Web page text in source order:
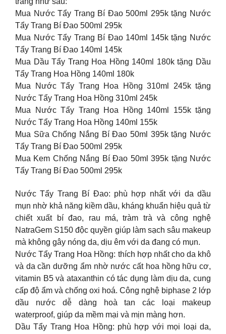
Mua Nước Tẩy Trang Bí Đao 500ml 295k tặng Nước
Tẩy Trang Bí Đao 500ml 295k
Mua Nước Tẩy Trang Bí Đao 140ml 145k tặng Nước
Tẩy Trang Bí Đao 140ml 145k
Mua Dầu Tẩy Trang Hoa Hồng 140ml 180k tặng Dầu
Tẩy Trang Hoa Hồng 140ml 180k
Mua Nước Tẩy Trang Hoa Hồng 310ml 245k tặng
Nước Tẩy Trang Hoa Hồng 310ml 245k
Mua Nước Tẩy Trang Hoa Hồng 140ml 155k tặng
Nước Tẩy Trang Hoa Hồng 140ml 155k
Mua Sữa Chống Nắng Bí Đao 50ml 395k tặng Nước
Tẩy Trang Bí Đao 500ml 295k
Mua Kem Chống Nắng Bí Đao 50ml 395k tặng Nước
Tẩy Trang Bí Đao 500ml 295k
Nước Tẩy Trang Bí Đao: phù hợp nhất với da dầu
mụn nhờ khả năng kiềm dầu, kháng khuẩn hiệu quả từ
chiết xuất bí đao, rau má, tràm trà và công nghệ
NatraGem S150 độc quyền giúp làm sạch sâu makeup
mà không gây nóng da, dịu êm với da đang có mụn.
Nước Tẩy Trang Hoa Hồng: thích hợp nhất cho da khô
và da cần dưỡng ẩm nhờ nước cất hoa hồng hữu cơ,
vitamin B5 và ataxanthin có tác dụng làm dịu da, cung
cấp độ ẩm và chống oxi hoá. Công nghệ biphase 2 lớp
dầu nước dễ dàng hoà tan các loại makeup
waterproof, giúp da mềm mại và mịn màng hơn.
Dầu Tẩy Trang Hoa Hồng: phù hợp với mọi loại da,